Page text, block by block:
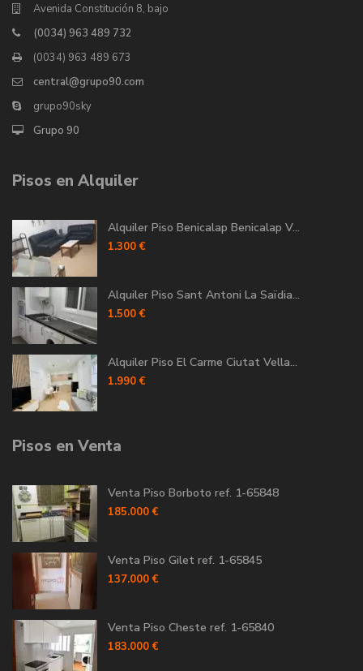
Avenida Constitución 8, bajo
(0034) 963 489 732
(0034) 963 489 673
central@grupo90.com
grupo90sky
Grupo 90
Pisos en Alquiler
Alquiler Piso Benicalap Benicalap V...
1.300 €
Alquiler Piso Sant Antoni La Saïdia...
1.500 €
Alquiler Piso El Carme Ciutat Vella...
1.990 €
Pisos en Venta
Venta Piso Borboto ref. 1-65848
185.000 €
Venta Piso Gilet ref. 1-65845
137.000 €
Venta Piso Cheste ref. 1-65840
183.000 €